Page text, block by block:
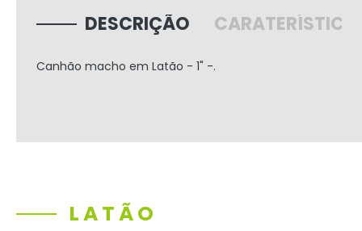
DESCRIÇÃO
Canhão macho em Latão - 1" -.
LATÃO